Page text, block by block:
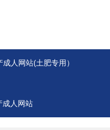
人网站(土肥专用）
成人网站